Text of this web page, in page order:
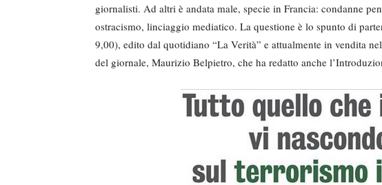
giornalisti. Ad altri è andata male, specie in Francia: condanne
ostracismo, linciaggio mediatico. La questione è lo spunto di
9,00), edito dal quotidiano “La Verità” e attualmente in vendita
del giornale, Maurizio Belpietro, che ha redatto anche